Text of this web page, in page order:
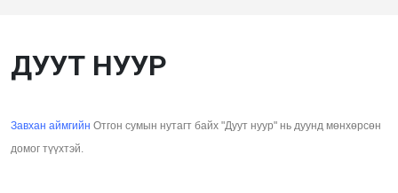
ДУУТ НУУР
Завхан аймгийн Отгон сумын нутагт байх "Дуут нуур" нь дуунд мөнхөрсөн
домог түүхтэй.